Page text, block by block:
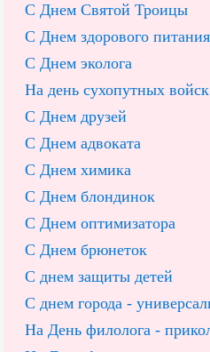
С Днем Святой Троицы
С Днем здорового питания
С Днем эколога
На день сухопутных войск
С Днем друзей
С Днем адвоката
С Днем химика
С Днем блондинок
С Днем оптимизатора
С Днем брюнеток
С днем защиты детей
С днем города -
На День филолога -